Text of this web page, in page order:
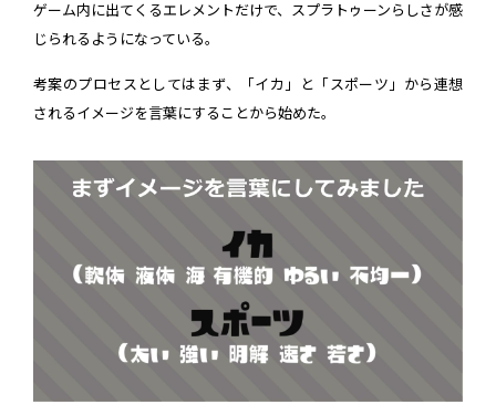
ゲーム内に出てくるエレメントだけで、スプラトゥーンらしさが感
じられるようになっている。
考案のプロセスとしてはまず、「イカ」と「スポーツ」から連想
されるイメージを言葉にすることから始めた。